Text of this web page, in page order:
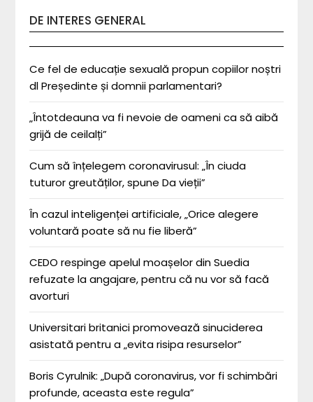
DE INTERES GENERAL
Ce fel de educație sexuală propun copiilor noștri
dl Președinte și domnii parlamentari?
„Întotdeauna va fi nevoie de oameni ca să aibă
grijă de ceilalți”
Cum să înțelegem coronavirusul: „În ciuda
tuturor greutăților, spune Da vieții”
În cazul inteligenței artificiale, „Orice alegere
voluntară poate să nu fie liberă”
CEDO respinge apelul moașelor din Suedia
refuzate la angajare, pentru că nu vor să facă
avorturi
Universitari britanici promovează sinuciderea
asistată pentru a „evita risipa resurselor”
Boris Cyrulnik: „După coronavirus, vor fi schimbări
profunde, aceasta este regula”